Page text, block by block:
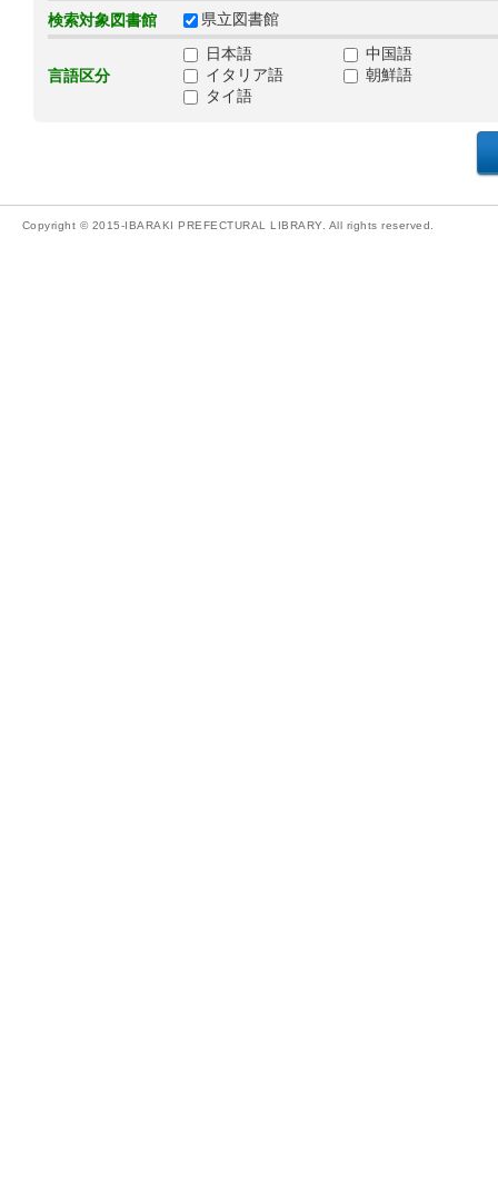
検索対象図書館 県立図書館
言語区分
日本語
中国語
イタリア語
朝鮮語
タイ語
Copyright © 2015-IBARAKI PREFECTURAL LIBRARY. All rights reserved.